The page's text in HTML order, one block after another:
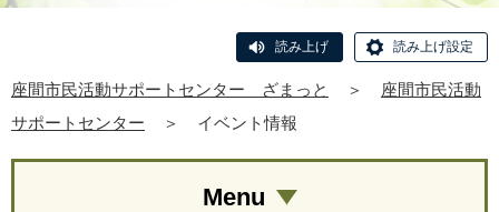
読み上げ 読み上げ設定
座間市民活動サポートセンター ざまっと ＞
座間市民活動
サポートセンター
＞ イベント情報
Menu